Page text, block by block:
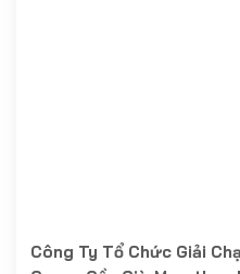
Công Ty Tổ Chức Giải